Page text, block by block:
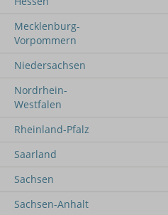
Mecklenburg-
Vorpommern
Niedersachsen
Nordrhein-
Westfalen
Rheinland-Pfalz
Saarland
Sachsen
Sachsen-Anhalt